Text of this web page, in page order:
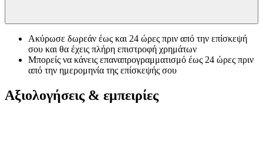
Ακύρωσε δωρεάν έως και 24 ώρες πριν από την επίσκεψή
σου και θα έχεις πλήρη επιστροφή χρημάτων
Μπορείς να κάνεις επαναπρογραμματισμό έως 24 ώρες πριν
από την ημερομηνία της επίσκεψής σου
Αξιολογήσεις & εμπειρίες